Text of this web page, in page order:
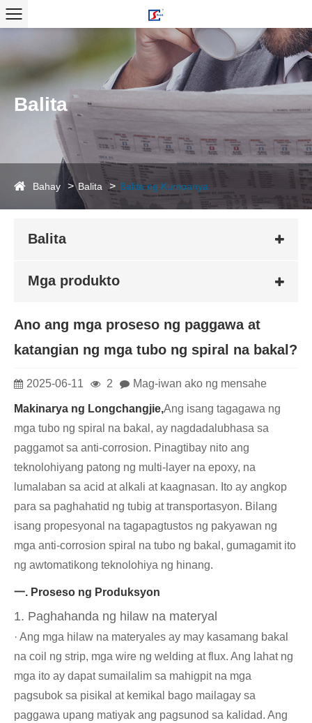
Balita
Bahay Balita Balita ng Kumpanya
Balita
Mga produkto
Ano ang mga proseso ng paggawa at
katangian ng mga tubo ng spiral na bakal?
2025-06-11 2 Mag-iwan ako ng mensahe
Makinarya ng Longchangjie,Ang isang tagagawa ng
mga tubo ng spiral na bakal, ay nagdadalubhasa sa
paggamot sa anti-corrosion. Pinagtibay nito ang
teknolohiyang patong ng multi-layer na epoxy, na
lumalaban sa acid at alkali at kaagnasan. Ito ay angkop
para sa paghahatid ng tubig at transportasyon. Bilang
isang propesyonal na tagapagtustos ng pakyawan ng
mga anti-corrosion spiral na tubo ng bakal, gumagamit ito
ng awtomatikong teknolohiya ng hinang.
一. Proseso ng Produksyon
1. Paghahanda ng hilaw na materyal
· Ang mga hilaw na materyales ay may kasamang bakal
na coil ng strip, mga wire ng welding at flux. Ang lahat ng
mga ito ay dapat sumailalim sa mahigpit na mga
pagsubok sa pisikal at kemikal bago mailagay sa
paggawa upang matiyak ang pagsunod sa kalidad. Ang